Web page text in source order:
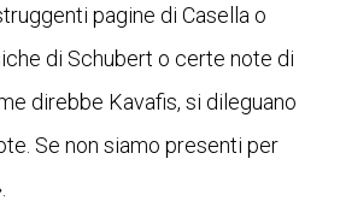
pagine di Casella o
di Schubert o certe note di
direbbe Kavafis, si dileguano
Se non siamo presenti per